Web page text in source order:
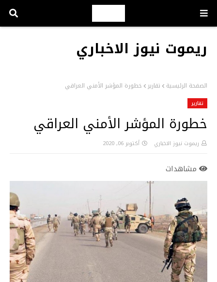
ريموت نيوز الاخباري
الصفحة الرئيسية تقارير خطورة المؤشر الأمني العراقي
تقارير
خطورة المؤشر الأمني العراقي
ريموت نيوز الاخباري أكتوبر 06, 2020
مشاهدات